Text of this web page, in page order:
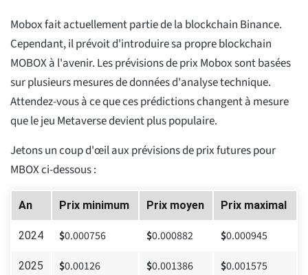
Mobox fait actuellement partie de la blockchain Binance.
Cependant, il prévoit d'introduire sa propre blockchain
MOBOX à l'avenir. Les prévisions de prix Mobox sont basées
sur plusieurs mesures de données d'analyse technique.
Attendez-vous à ce que ces prédictions changent à mesure
que le jeu Metaverse devient plus populaire.
Jetons un coup d'œil aux prévisions de prix futures pour
MBOX ci-dessous :
An Prix minimum Prix moyen Prix maximal
2024 $0.000756 $0.000882 $0.000945
2025 $0.00126 $0.001386 $0.001575